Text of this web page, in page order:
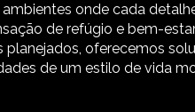
onde cada
de refúgio e bem-
planejados, oferecemos
de um estilo de vida